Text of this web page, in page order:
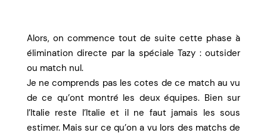
Alors, on commence tout de suite cette phase à
élimination directe par la spéciale Tazy : outsider
ou match nul.
Je ne comprends pas les cotes de ce match au vu
de ce qu’ont montré les deux équipes. Bien sur
l’Italie reste l’Italie et il ne faut jamais les sous
estimer. Mais sur ce qu’on a vu lors des matchs de